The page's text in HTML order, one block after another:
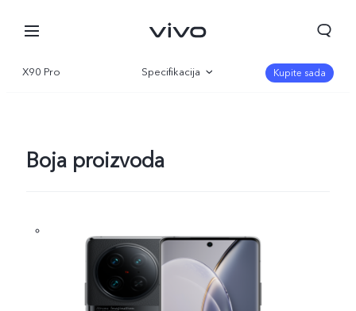
X90 Pro Specifikacija Kupite sada
Boja proizvoda